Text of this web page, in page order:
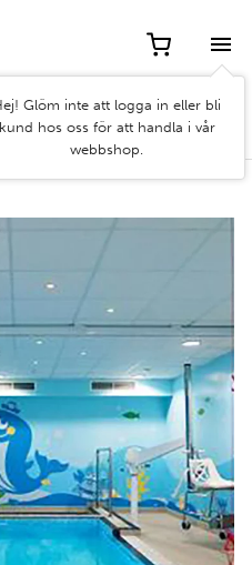
Glöm inte att logga in eller bli
kund hos oss för att handla i vår
webbshop.